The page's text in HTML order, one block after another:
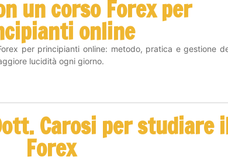
un corso Forex per
online
per principianti online: metodo, pratica e gestione
lucidità ogni giorno.
Carosi per studiare
Forex